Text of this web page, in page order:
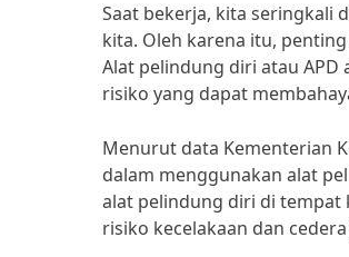
Saat bekerja, kita seringkali
kita. Oleh karena itu,
Alat pelindung diri atau
risiko yang dapat
Menurut data Kementerian
dalam menggunakan alat
alat pelindung diri di tempat
risiko kecelakaan dan